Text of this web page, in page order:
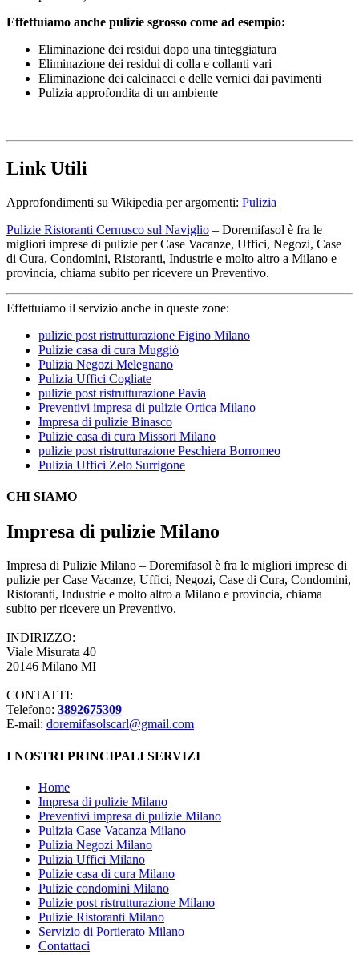
Effettuiamo anche pulizie sgrosso come ad esempio:
Eliminazione dei residui dopo una tinteggiatura
Eliminazione dei residui di colla e collanti vari
Eliminazione dei calcinacci e delle vernici dai pavimenti
Pulizia approfondita di un ambiente
Link Utili
Approfondimenti su Wikipedia per argomenti: Pulizia
Pulizie Ristoranti Cernusco sul Naviglio – Doremifasol è fra le
migliori imprese di pulizie per Case Vacanze, Uffici, Negozi, Case
di Cura, Condomini, Ristoranti, Industrie e molto altro a Milano e
provincia, chiama subito per ricevere un Preventivo.
Effettuiamo il servizio anche in queste zone:
pulizie post ristrutturazione Figino Milano
Pulizie casa di cura Muggiò
Pulizia Negozi Melegnano
Pulizia Uffici Cogliate
pulizie post ristrutturazione Pavia
Preventivi impresa di pulizie Ortica Milano
Impresa di pulizie Binasco
Pulizie casa di cura Missori Milano
pulizie post ristrutturazione Peschiera Borromeo
Pulizia Uffici Zelo Surrigone
CHI SIAMO
Impresa di pulizie Milano
Impresa di Pulizie Milano – Doremifasol è fra le migliori imprese di
pulizie per Case Vacanze, Uffici, Negozi, Case di Cura, Condomini,
Ristoranti, Industrie e molto altro a Milano e provincia, chiama
subito per ricevere un Preventivo.
INDIRIZZO:
Viale Misurata 40
20146 Milano MI
CONTATTI:
Telefono: 3892675309
E-mail: doremifasolscarl@gmail.com
I NOSTRI PRINCIPALI SERVIZI
Home
Impresa di pulizie Milano
Preventivi impresa di pulizie Milano
Pulizia Case Vacanza Milano
Pulizia Negozi Milano
Pulizia Uffici Milano
Pulizie casa di cura Milano
Pulizie condomini Milano
Pulizie post ristrutturazione Milano
Pulizie Ristoranti Milano
Servizio di Portierato Milano
Contattaci